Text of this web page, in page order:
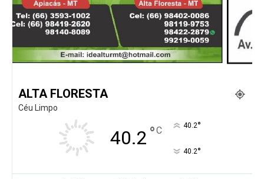
ALTA FLORESTA
Céu Limpo
40.2 °C 40.2°
40.2°